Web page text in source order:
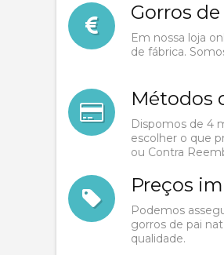
Les
meilleurs
Gorros
Em nossa loja
de fábrica.
Les
meilleurs
prix
Métodos
Dispomos de 4
escolher o que
ou Contra
Promotions
toute
l'année
Preços
Podemos
gorros de pai
qualidade.